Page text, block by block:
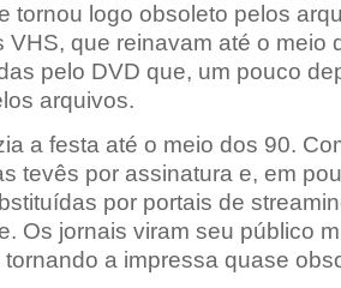
tornou logo obsoleto pelos
VHS, que reinavam até o meio
pelo DVD que, um pouco
arquivos.
a festa até o meio dos 90.
tevês por assinatura e, em
por portais de
Os jornais viram seu público
a impressa quase